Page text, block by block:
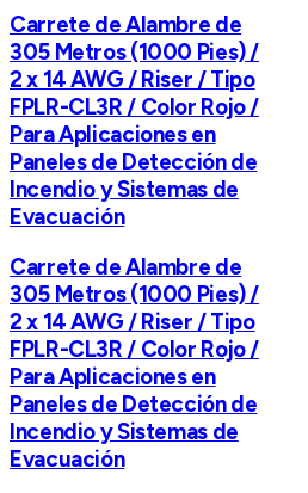
Carrete de Alambre de
305 Metros (1000 Pies) /
2 x 14 AWG / Riser / Tipo
FPLR-CL3R / Color Rojo /
Para Aplicaciones en
Paneles de Detección de
Incendio y Sistemas de
Evacuación
Carrete de Alambre de
305 Metros (1000 Pies) /
2 x 14 AWG / Riser / Tipo
FPLR-CL3R / Color Rojo /
Para Aplicaciones en
Paneles de Detección de
Incendio y Sistemas de
Evacuación